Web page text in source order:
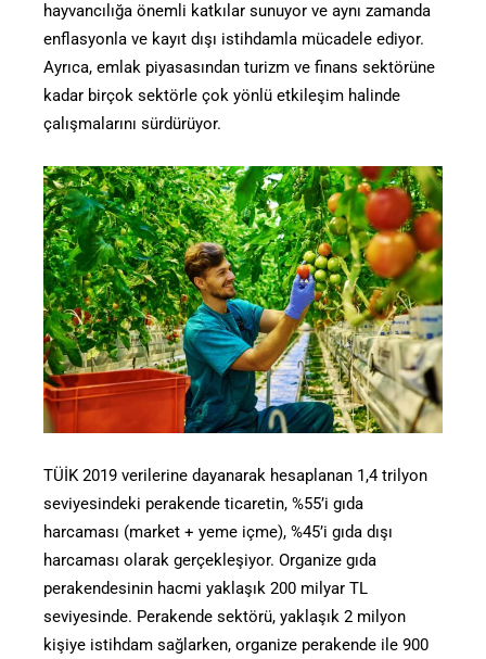
hayvancılığa önemli katkılar sunuyor ve aynı zamanda
enflasyonla ve kayıt dışı istihdamla mücadele ediyor.
Ayrıca, emlak piyasasından turizm ve finans sektörüne
kadar birçok sektörle çok yönlü etkileşim halinde
çalışmalarını sürdürüyor.
TÜİK 2019 verilerine dayanarak hesaplanan 1,4 trilyon
seviyesindeki perakende ticaretin, %55’i gıda
harcaması (market + yeme içme), %45’i gıda dışı
harcaması olarak gerçekleşiyor. Organize gıda
perakendesinin hacmi yaklaşık 200 milyar TL
seviyesinde. Perakende sektörü, yaklaşık 2 milyon
kişiye istihdam sağlarken, organize perakende ile 900